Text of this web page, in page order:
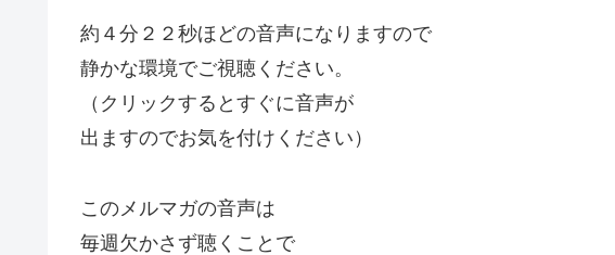
約４分２２秒ほどの音声になりますので
静かな環境でご視聴ください。
（クリックするとすぐに音声が
出ますのでお気を付けください）
このメルマガの音声は
毎週欠かさず聴くことで